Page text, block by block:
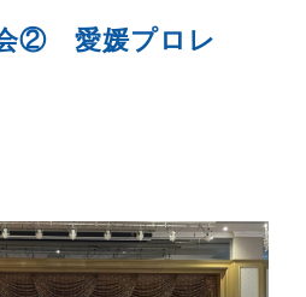
② 愛媛プロレ